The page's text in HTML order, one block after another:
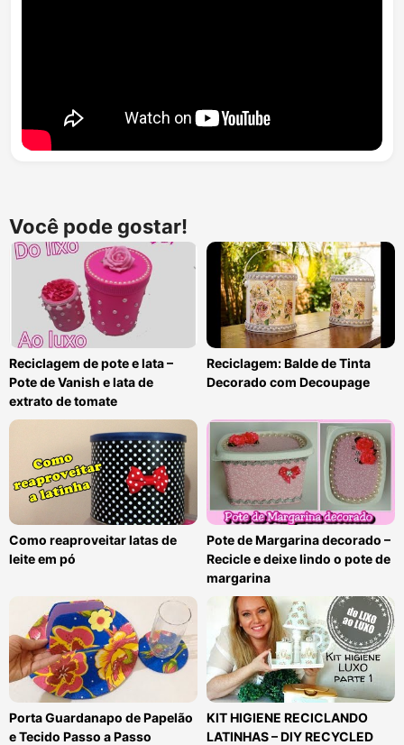
Você pode gostar!
Reciclagem de pote e lata –
Pote de Vanish e lata de
extrato de tomate
Reciclagem: Balde de Tinta
Decorado com Decoupage
Como reaproveitar latas de
leite em pó
Pote de Margarina decorado –
Recicle e deixe lindo o pote de
margarina
Porta Guardanapo de Papelão
e Tecido Passo a Passo
KIT HIGIENE RECICLANDO
LATINHAS – DIY RECYCLED